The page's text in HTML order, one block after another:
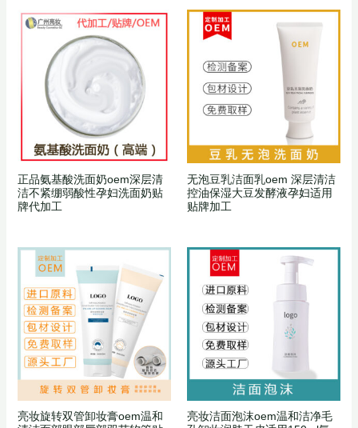
正品氨基酸洗面奶oem深层清
洁不紧绷弱酸性孕妇洗面奶贴
牌代加工
无泡豆乳洁面乳oem 深层清洁
控油保湿大豆发酵液孕妇适用
贴牌加工
亮妆旋转双管卸妆膏oem温和
亮妆洁面泡沫oem温和洁净毛